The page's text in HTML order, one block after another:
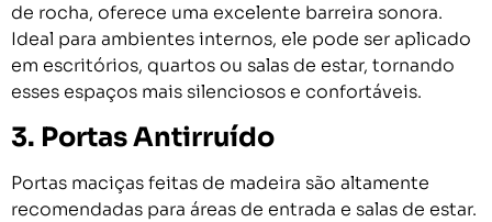
de rocha, oferece uma excelente barreira sonora.
Ideal para ambientes internos, ele pode ser aplicado
em escritórios, quartos ou salas de estar, tornando
esses espaços mais silenciosos e confortáveis.
3. Portas Antirruído
Portas maciças feitas de madeira são altamente
recomendadas para áreas de entrada e salas de estar.